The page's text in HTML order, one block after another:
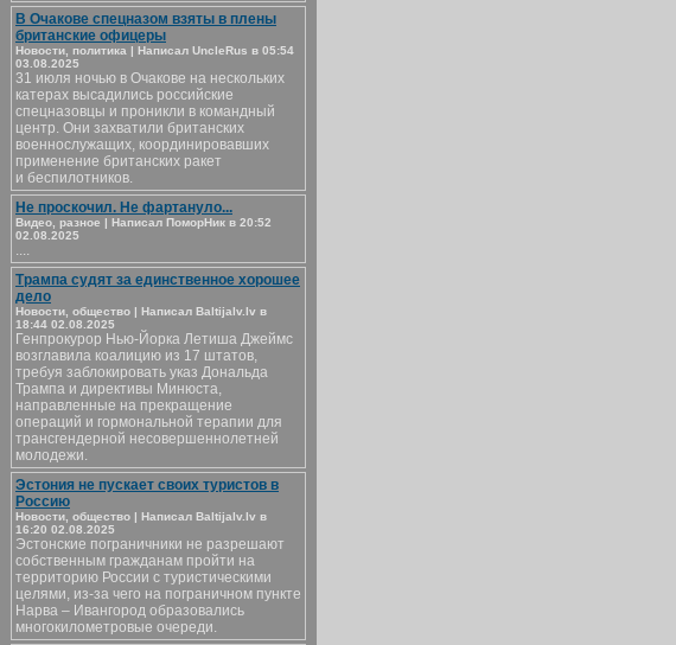
В Очакове спецназом взяты в плены
британские офицеры
Новости, политика | Написал UncleRus в 05:54
03.08.2025
31 июля ночью в Очакове на нескольких
катерах высадились российские
спецназовцы и проникли в командный
центр. Они захватили британских
военнослужащих, координировавших
применение британских ракет
и беспилотников.
Не проскочил. Не фартануло...
Видео, разное | Написал ПоморНик в 20:52
02.08.2025
....
Трампа судят за единственное хорошее
дело
Новости, общество | Написал Baltijalv.lv в
18:44 02.08.2025
Генпрокурор Нью-Йорка Летиша Джеймс
возглавила коалицию из 17 штатов,
требуя заблокировать указ Дональда
Трампа и директивы Минюста,
направленные на прекращение
операций и гормональной терапии для
трансгендерной несовершеннолетней
молодежи.
Эстония не пускает своих туристов в
Россию
Новости, общество | Написал Baltijalv.lv в
16:20 02.08.2025
Эстонские пограничники не разрешают
собственным гражданам пройти на
территорию России с туристическими
целями, из-за чего на пограничном пункте
Нарва – Ивангород образовались
многокилометровые очереди.